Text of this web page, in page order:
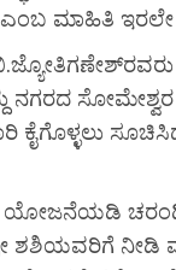
ಎಂಬ ಮಾಹಿತಿ ಇರಲೇ
ನಗರದ
ಶಶಿಯವರಿಗೆ